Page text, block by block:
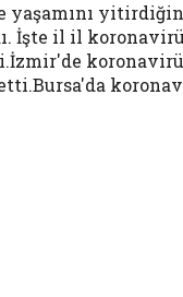
yaşamını
İşte il il